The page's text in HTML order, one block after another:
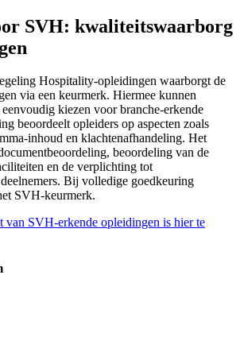
SVH: kwaliteitswaarborg
Hospitality-opleidingen waarborgt de
via een keurmerk. Hiermee kunnen
kiezen voor branche-erkende
beoordeelt opleiders op aspecten zoals
inhoud en klachtenafhandeling. Het
beoordeling van de
en de verplichting tot
Bij volledige goedkeuring
SVH-keurmerk.
van SVH-erkende opleidingen is hier te